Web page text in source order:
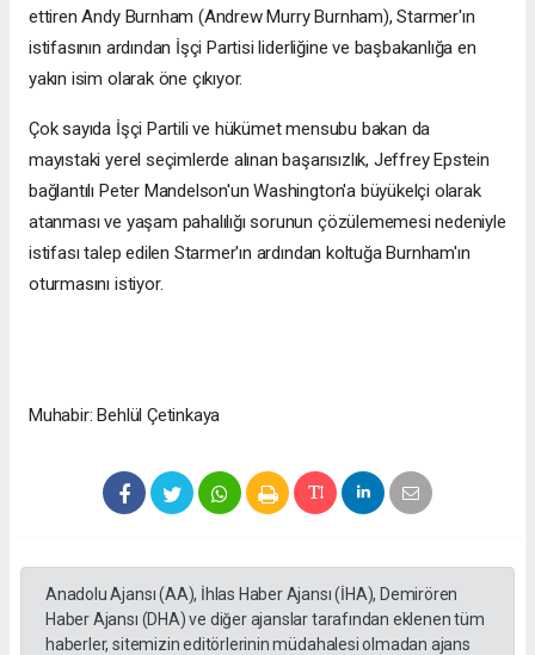
ettiren Andy Burnham (Andrew Murry Burnham), Starmer'ın
istifasının ardından İşçi Partisi liderliğine ve başbakanlığa en
yakın isim olarak öne çıkıyor.
Çok sayıda İşçi Partili ve hükümet mensubu bakan da
mayıstaki yerel seçimlerde alınan başarısızlık, Jeffrey Epstein
bağlantılı Peter Mandelson'un Washington'a büyükelçi olarak
atanması ve yaşam pahalılığı sorunun çözülememesi nedeniyle
istifası talep edilen Starmer'ın ardından koltuğa Burnham'ın
oturmasını istiyor.
Muhabir: Behlül Çetinkaya
Anadolu Ajansı (AA), İhlas Haber Ajansı (İHA), Demirören
Haber Ajansı (DHA) ve diğer ajanslar tarafından eklenen tüm
haberler, sitemizin editörlerinin müdahalesi olmadan ajans